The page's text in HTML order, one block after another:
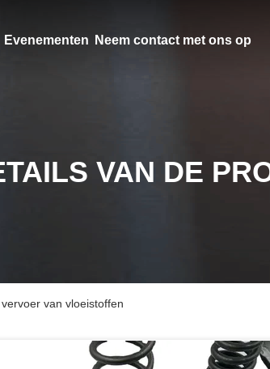
Evenementen Neem contact met ons op
VAN DE
van vloeistoffen